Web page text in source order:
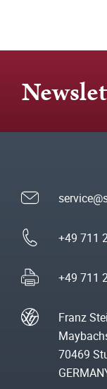
+49 711
+49 711
Franz
70469